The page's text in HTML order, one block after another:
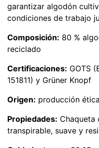
garantizar algodón
condiciones de trabajo
Composición: 80 %
reciclado
Certificaciones: GOTS
151811) y Grüner Knopf
Origen: producción
Propiedades: Chaqueta
transpirable, suave y